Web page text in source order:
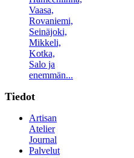
Vaasa,
Rovaniemi,
Seinäjoki,
Mikkeli,
Kotka,
Salo ja
enemmän...
Tiedot
Artisan
Atelier
Journal
Palvelut